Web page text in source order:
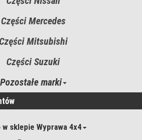
Części Mercedes
Mitsubishi
Części Suzuki
Pozostałe marki
w sklepie Wyprawa 4x4